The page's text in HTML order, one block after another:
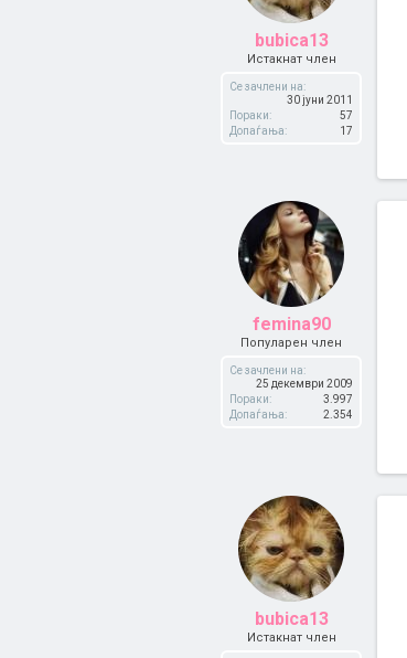
bubica13
Истакнат член
Се зачлени на:
30 јуни 2011
Пораки:
57
Допаѓања:
17
femina90
Популарен член
Се зачлени на:
25 декември 2009
Пораки:
3.997
Допаѓања:
2.354
bubica13
Истакнат член